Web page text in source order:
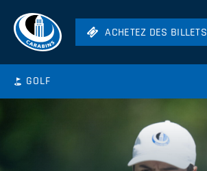
ACHETEZ DES BILLETS
Volleyball
ACHETEZ DES BILLETS
GOLF